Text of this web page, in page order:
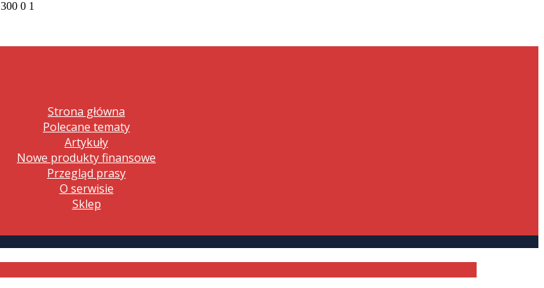
300 0 1
Strona główna
Polecane tematy
Artykuły
Nowe produkty finansowe
Przegląd prasy
O serwisie
Sklep